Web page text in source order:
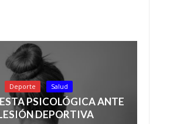
Deporte Salud
PSICOLÓGICA ANTE
DEPORTIVA